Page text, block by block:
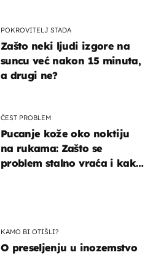
POKROVITELJ STADA
Zašto neki ljudi izgore na
suncu već nakon 15 minuta,
a drugi ne?
ČEST PROBLEM
Pucanje kože oko noktiju
na rukama: Zašto se
problem stalno vraća i kako
KAMO BI OTIŠLI?
O preseljenju u inozemstvo